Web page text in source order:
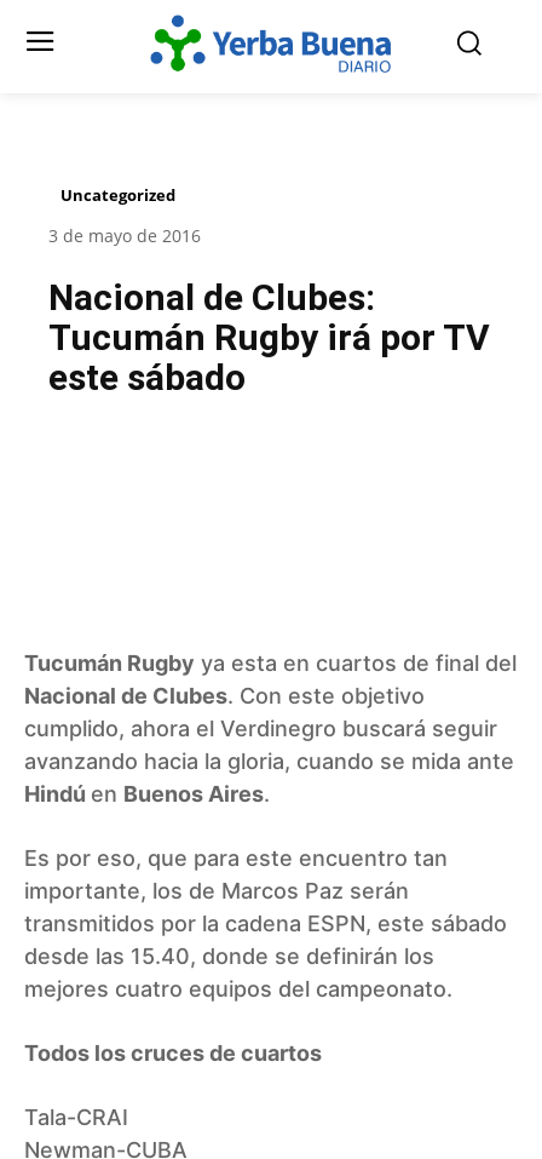
Uncategorized
3 de mayo de 2016
Nacional de Clubes:
Tucumán Rugby irá por TV
este sábado
Tucumán Rugby ya esta en cuartos de final del
Nacional de Clubes. Con este objetivo
cumplido, ahora el Verdinegro buscará seguir
avanzando hacia la gloria, cuando se mida ante
Hindú en Buenos Aires.
Es por eso, que para este encuentro tan
importante, los de Marcos Paz serán
transmitidos por la cadena ESPN, este sábado
desde las 15.40, donde se definirán los
mejores cuatro equipos del campeonato.
Todos los cruces de cuartos
Tala-CRAI
Newman-CUBA